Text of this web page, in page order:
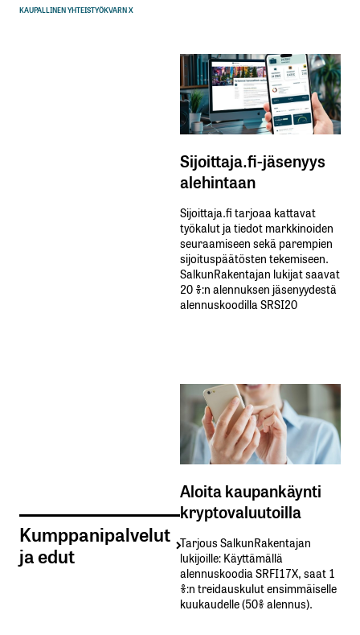
KAUPALLINEN YHTEISTYÖKVARN X
Kumppanipalvelut
ja edut
Sijoittaja.fi-jäsenyys
alehintaan
Sijoittaja.fi tarjoaa kattavat
työkalut ja tiedot markkinoiden
seuraamiseen sekä parempien
sijoituspäätösten tekemiseen.
SalkunRakentajan lukijat saavat
20 %:n alennuksen jäsenyydestä
alennuskoodilla SRSI20
Aloita kaupankäynti
kryptovaluutoilla
Tarjous SalkunRakentajan
lukijoille: Käyttämällä​ ​
alennuskoodia​ ​SRFI17X,​ ​saat​ ​1
%:n treidauskulut​ ​ensimmäiselle​ ​
kuukaudelle​ ​(50%​ ​alennus).